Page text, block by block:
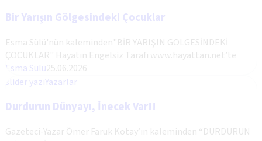
Bir Yarışın Gölgesindeki Çocuklar
Esma Sülü'nün kaleminden"BİR YARIŞIN GÖLGESİNDEKİ
ÇOCUKLAR" Hayatın Engelsiz Tarafı www.hayattan.net’te
Esma Sülü25.06.2026
slider yazıYazarlar
Durdurun Dünyayı, İnecek Var!!
Gazeteci-Yazar Ömer Faruk Kotay’ın kaleminden “DURDURUN